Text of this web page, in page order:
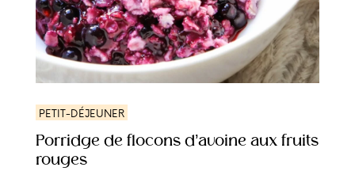
PETIT-DÉJEUNER
Porridge de flocons d’avoine aux fruits
rouges